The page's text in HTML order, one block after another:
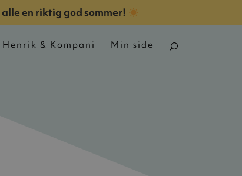
en riktig god sommer!
Henrik & Kompani Min side